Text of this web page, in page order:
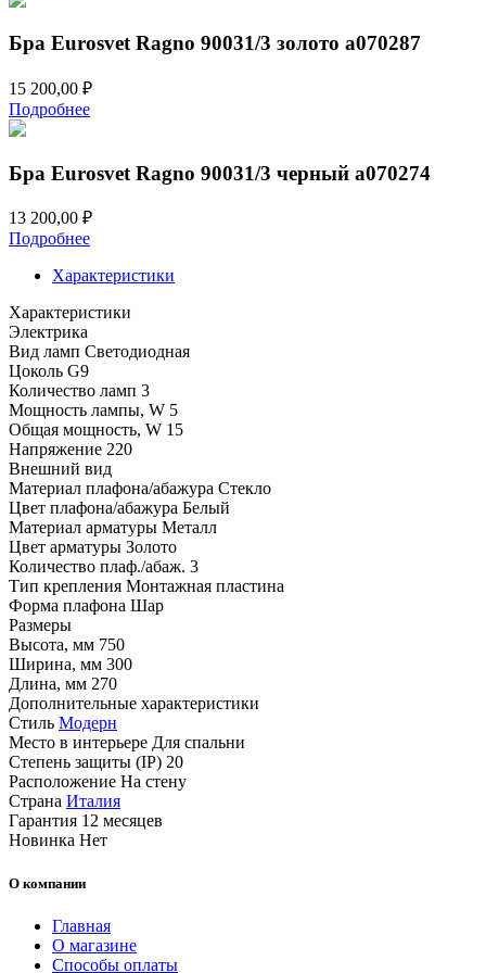
533,00 ₽.
Бра Eurosvet Ragno 90031/3 золото a070287
15 200,00 ₽
Подробнее
Бра Eurosvet Ragno 90031/3 черный a070274
13 200,00 ₽
Подробнее
Характеристики
Характеристики
Электрика
Вид ламп Светодиодная
Цоколь G9
Количество ламп 3
Мощность лампы, W 5
Общая мощность, W 15
Напряжение 220
Внешний вид
Материал плафона/абажура Стекло
Цвет плафона/абажура Белый
Материал арматуры Металл
Цвет арматуры Золото
Количество плаф./абаж. 3
Тип крепления Монтажная пластина
Форма плафона Шар
Размеры
Высота, мм 750
Ширина, мм 300
Длина, мм 270
Дополнительные характеристики
Стиль Модерн
Место в интерьере Для спальни
Степень защиты (IP) 20
Расположение На стену
Страна Италия
Гарантия 12 месяцев
Новинка Нет
О компании
Главная
О магазине
Способы оплаты